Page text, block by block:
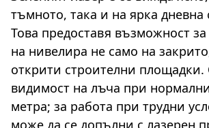
тъмното, така и на ярка дневна
Това предоставя възможност
на нивелира не само на
открити строителни площадки.
видимост на лъча при
метра; за работа при трудни
може да се допълни с лазерен